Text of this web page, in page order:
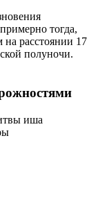
тогда,
на расстоянии 17
полуночи.
иша